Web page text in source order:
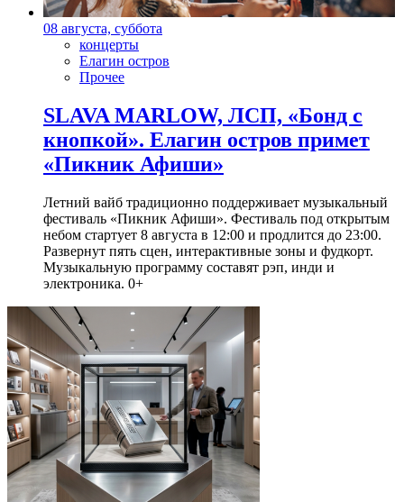
08 августа, суббота
концерты
Елагин остров
Прочее
SLAVA MARLOW, ЛСП, «Бонд с
кнопкой». Елагин остров примет
«Пикник Афиши»
Летний вайб традиционно поддерживает музыкальный
фестиваль «Пикник Афиши». Фестиваль под открытым
небом стартует 8 августа в 12:00 и продлится до 23:00.
Развернут пять сцен, интерактивные зоны и фудкорт.
Музыкальную программу составят рэп, инди и
электроника. 0+